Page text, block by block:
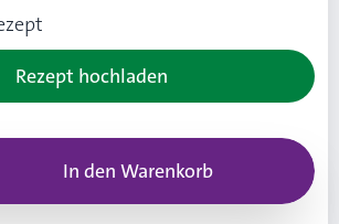
Rezept hochladen
In den Warenkorb